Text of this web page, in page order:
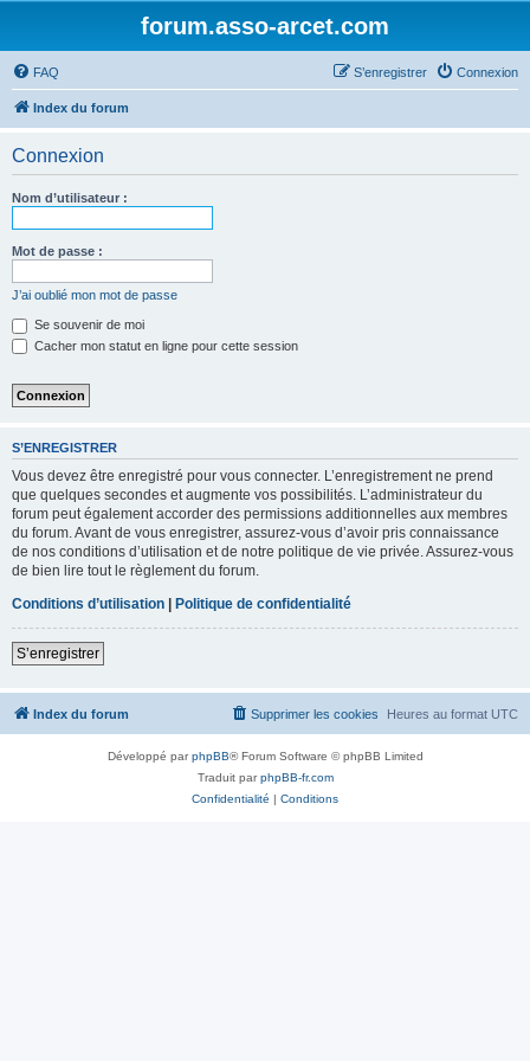
forum.asso-arcet.com
FAQ Connexion
S’enregistrer
Index du forum
Connexion
Nom d’utilisateur :
Mot de passe :
J’ai oublié mon mot de passe
Se souvenir de moi
Cacher mon statut en ligne pour cette session
S’ENREGISTRER
Vous devez être enregistré pour vous connecter. L’enregistrement ne prend
que quelques secondes et augmente vos possibilités. L’administrateur du
forum peut également accorder des permissions additionnelles aux membres
du forum. Avant de vous enregistrer, assurez-vous d’avoir pris connaissance
de nos conditions d’utilisation et de notre politique de vie privée. Assurez-vous
de bien lire tout le règlement du forum.
Conditions d’utilisation | Politique de confidentialité
S’enregistrer
Index du forum Heures au format UTC
Supprimer les cookies
Développé parphpBB® Forum Software © phpBB Limited
Traduit parphpBB-fr.com
Confidentialité | Conditions